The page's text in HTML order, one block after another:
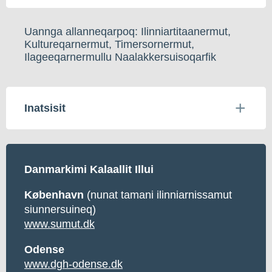
Uannga allanneqarpoq: Ilinniartitaanermut,
Kultureqarnermut, Timersornermut,
Ilageeqarnermullu Naalakkersuisoqarfik
Inatsisit
Danmarkimi Kalaallit Illui
København (nunat tamani ilinniarnissamut
siunnersuineq)
www.sumut.dk
Odense
www.dgh-odense.dk